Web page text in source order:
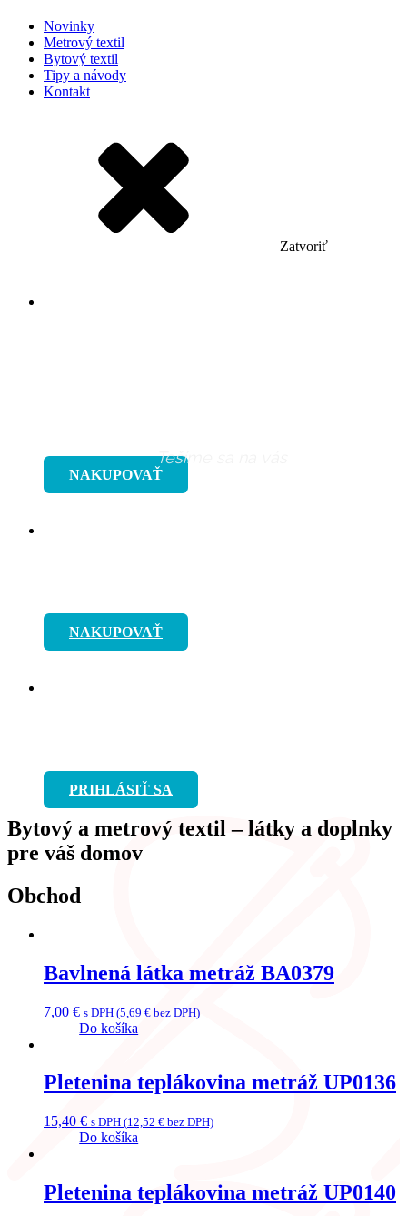
Novinky
Metrový textil
Bytový textil
Tipy a návody
Kontakt
Zatvoriť
Tešíme sa na vás
NAKUPOVAŤ
NAKUPOVAŤ
PRIHLÁSIŤ SA
Bytový a metrový textil – látky a doplnky
pre váš domov
Obchod
Bavlnená látka metráž BA0379
7,00 € s DPH (5,69 € bez DPH)
Do košíka
Pletenina teplákovina metráž UP0136
15,40 € s DPH (12,52 € bez DPH)
Do košíka
Pletenina teplákovina metráž UP0140